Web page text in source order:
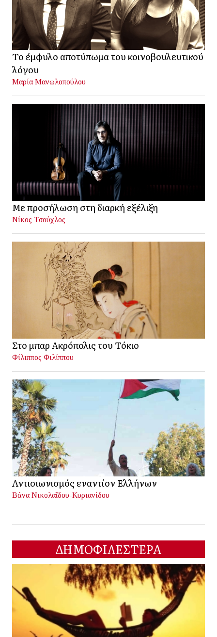
Το έμφυλο αποτύπωμα του κοινοβουλευτικού
λόγου
Μαρία Μανωλοπούλου
Με προσήλωση στη διαρκή εξέλιξη
Νίκος Τσούχλος
Στο μπαρ Ακρόπολις του Τόκιο
Φίλιππος Φιλίππου
Αντισιωνισμός εναντίον Ελλήνων
Βάνα Νικολαΐδου-Κυριανίδου
ΔΗΜΟΦΙΛΕΣΤΕΡΑ